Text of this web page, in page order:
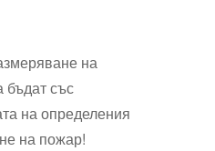
на
бъдат със
на определения
на пожар!